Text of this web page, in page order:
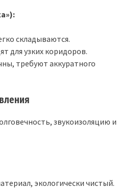
складываются.
для узких коридоров.
требуют аккуратного
звукоизоляцию и
экологически чистый.